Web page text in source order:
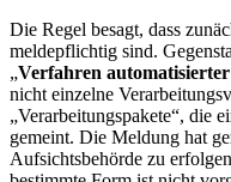
Die Regel besagt, dass
meldepflichtig sind.
„Verfahren
nicht einzelne
„Verarbeitungspakete“, die
gemeint. Die Meldung hat
Aufsichtsbehörde zu